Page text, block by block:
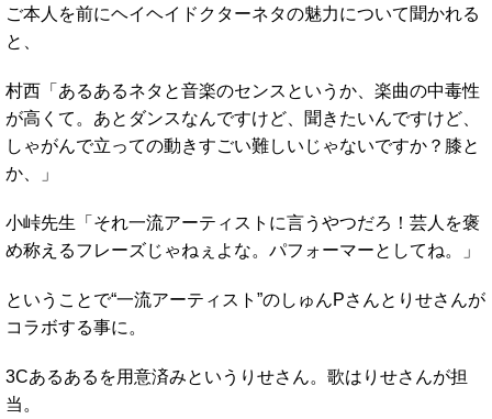
ご本人を前にヘイヘイドクターネタの魅力について聞かれる
と、
村西「あるあるネタと音楽のセンスというか、楽曲の中毒性
が高くて。あとダンスなんですけど、聞きたいんですけど、
しゃがんで立っての動きすごい難しいじゃないですか？膝と
か、」
小峠先生「それ一流アーティストに言うやつだろ！芸人を褒
め称えるフレーズじゃねぇよな。パフォーマーとしてね。」
ということで“一流アーティスト”のしゅんPさんとりせさんが
コラボする事に。
3Cあるあるを用意済みというりせさん。歌はりせさんが担
当。